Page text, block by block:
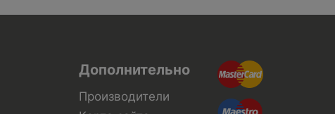
Дополнительно
Производители